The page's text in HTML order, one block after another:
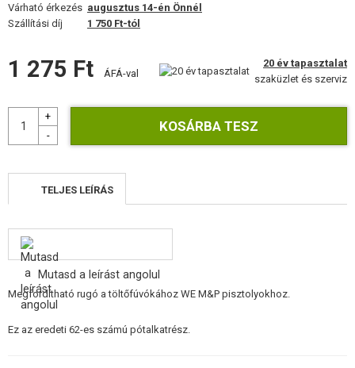
OUTDOOR, BUSHCRAFT
ÉLELMISZER
REKLÁM TÁRGYAK
KEDVEZMÉNYEK
ELÉRHETŐSÉG
Várható érkezés augusztus 14-én Önnél
Szállítási díj
1 750 Ft-tól
1 275 Ft ÁFÁ-val
20 év tapasztalat
szaküzlet és szerviz
TELJES LEÍRÁS
Mutasd a leírást angolul
Megfordítható rugó a töltőfúvókához WE M&P pisztolyokhoz.
Ez az eredeti 62-es számú pótalkatrész.